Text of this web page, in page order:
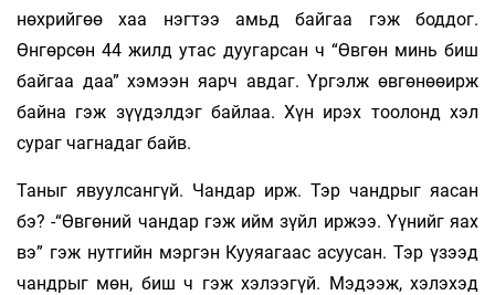
нөхрийгөө хаа нэгтээ амьд байгаа гэж бод­дог.
Өнгөрсөн 44 жилд утас дуугарсан ч “Өв­гөн ми­нь биш
байгаа даа” хэмээн яарч ав­даг. Үргэлж өв­­гөнөөирж
байна гэж зүүдэлдэг бай­лаа. Хүн ирэх тоолонд хэл
сураг чагнадаг байв.
Таныг явуулсангүй. Чандар ирж. Тэр чандрыг яасан
бэ? -“Өвгөний чандар гэж ийм зүйл иржээ. Үүнийг яах
вэ” гэж нутгийн мэргэн Кууяагаас асуу­­­­сан. Тэр үзээд
чандрыг мөн, биш ч гэж хэлээ­­­гүй. Мэдээж, хэлэхэд